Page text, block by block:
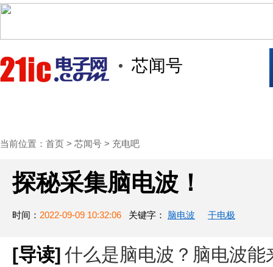
芯闻号
当前位置： 首页 > 芯闻号 > 充电吧
探秘采集脑电波！
时间： 2022-09-09 10:32:06 关键字： 脑电波 干电极
[导读] 什么是脑电波？脑电波